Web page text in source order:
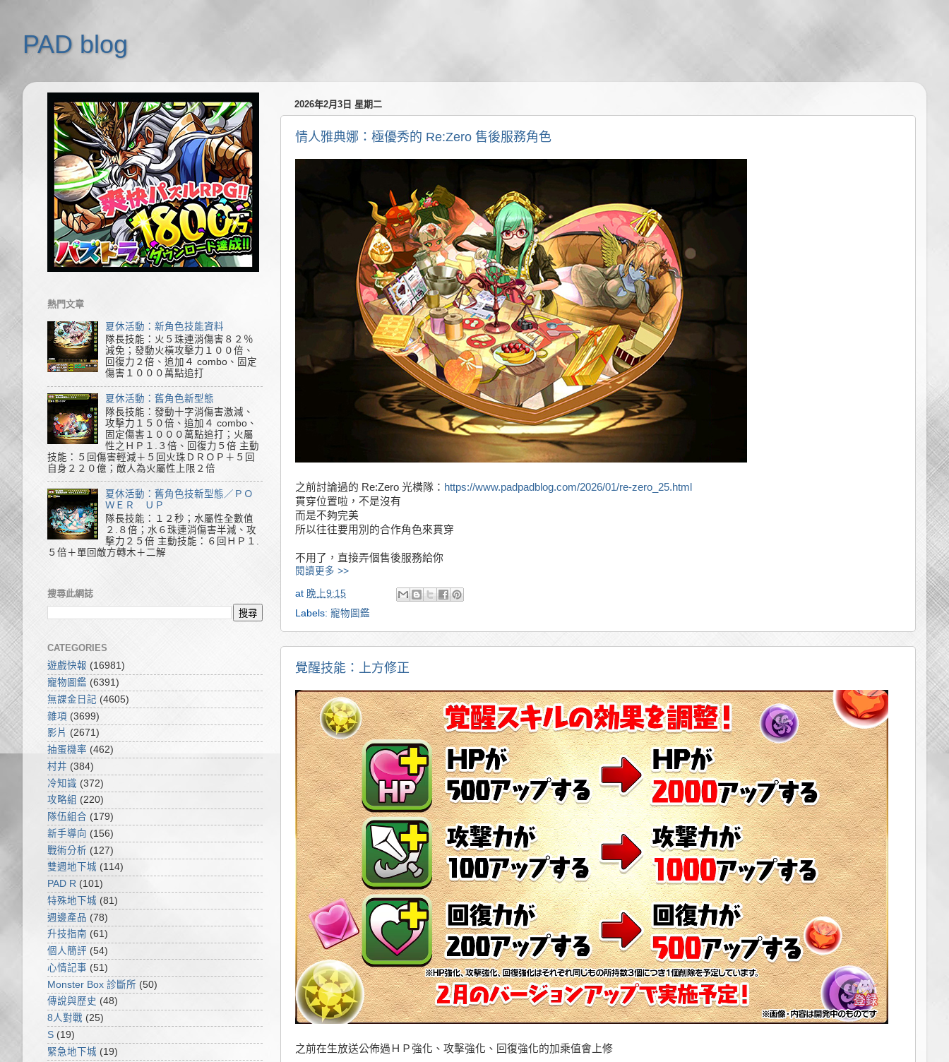
PAD blog
2026年2月3日 星期二
情人雅典娜：極優秀的 Re:Zero 售後服務角色
之前討論過的 Re:Zero 光橫隊： https://www.padpadblog.com/2026/01/re-zero_25.html
貫穿位置啦，不是沒有
而是不夠完美
所以往往要用別的合作角色來貫穿
不用了，直接弄個售後服務給你
閱讀更多 >>
at 晚上9:15
Labels: 寵物圖鑑
覺醒技能：上方修正
之前在生放送公佈過ＨＰ強化、攻擊強化、回復強化的加乘值會上修
熱門文章
夏休活動：新角色技能資料
隊長技能：火５珠連消傷害８２％
減免；發動火橫攻擊力１００倍、
回復力２倍、追加４ combo、固定
傷害１０００萬點追打
夏休活動：舊角色新型態
隊長技能：發動十字消傷害激減、
攻擊力１５０倍、追加４ combo、
固定傷害１０００萬點追打；火屬
性之ＨＰ１.３倍、回復力５倍 主動
技能：５回傷害輕減＋５回火珠ＤＲＯＰ＋５回
自身２２０億；敵人為火屬性上限２倍
夏休活動：舊角色技新型態／ＰＯ
ＷＥＲ ＵＰ
隊長技能：１２秒；水屬性全數值
２.８倍；水６珠連消傷害半減、攻
擊力２５倍 主動技能：６回ＨＰ１.
５倍＋單回敵方轉木＋二解
搜尋此網誌
CATEGORIES
遊戲快報 (16981)
寵物圖鑑 (6391)
無課金日記 (4605)
雜項 (3699)
影片 (2671)
抽蛋機率 (462)
村井 (384)
冷知識 (372)
攻略組 (220)
隊伍組合 (179)
新手導向 (156)
戰術分析 (127)
雙週地下城 (114)
PAD R (101)
特殊地下城 (81)
週邊產品 (78)
升技指南 (61)
個人簡評 (54)
心情記事 (51)
Monster Box 診斷所 (50)
傳說與歷史 (48)
8人對戰 (25)
S (19)
緊急地下城 (19)